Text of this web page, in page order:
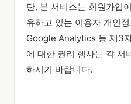
단, 본 서비스는 회원가입
유하고 있는 이용자 개인
Google Analytics 등 제3
에 대한 권리 행사는 각 서
하시기 바랍니다.